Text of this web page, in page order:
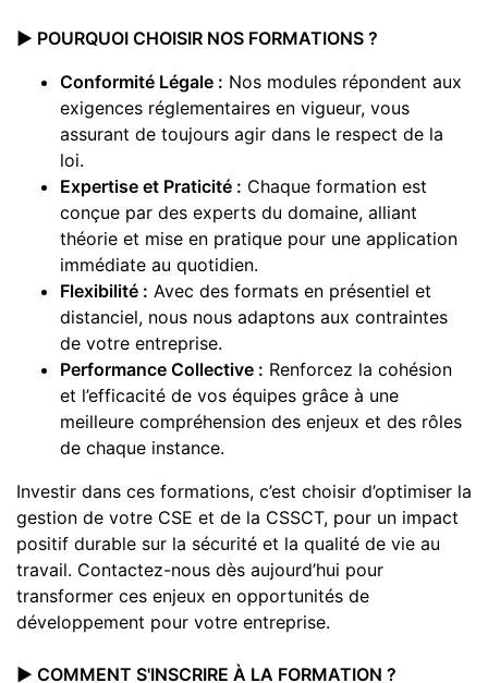
▶️ POURQUOI CHOISIR NOS FORMATIONS ?
Conformité Légale : Nos modules répondent aux
exigences réglementaires en vigueur, vous
assurant de toujours agir dans le respect de la
loi.
Expertise et Praticité : Chaque formation est
conçue par des experts du domaine, alliant
théorie et mise en pratique pour une application
immédiate au quotidien.
Flexibilité : Avec des formats en présentiel et
distanciel, nous nous adaptons aux contraintes
de votre entreprise.
Performance Collective : Renforcez la cohésion
et l’efficacité de vos équipes grâce à une
meilleure compréhension des enjeux et des rôles
de chaque instance.
Investir dans ces formations, c’est choisir d’optimiser la
gestion de votre CSE et de la CSSCT, pour un impact
positif durable sur la sécurité et la qualité de vie au
travail. Contactez-nous dès aujourd’hui pour
transformer ces enjeux en opportunités de
développement pour votre entreprise.
▶️ COMMENT S'INSCRIRE À LA FORMATION ?